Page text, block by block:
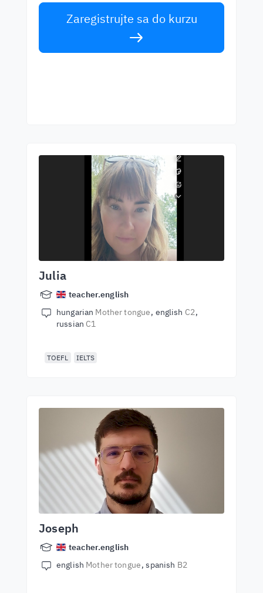
Zaregistrujte sa do kurzu
Julia
teacher.english
hungarian Mother tongue english C2
russian C1
TOEFL IELTS
Joseph
teacher.english
english Mother tongue spanish B2